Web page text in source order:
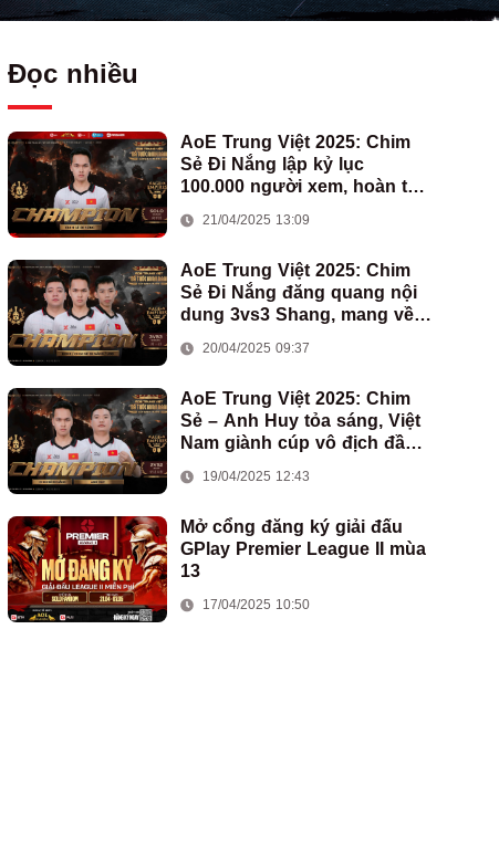
Đọc nhiều
AoE Trung Việt 2025: Chim
Sẻ Đi Nắng lập kỷ lục
100.000 người xem, hoàn tất
Việt Nam
21/04/2025 13:09
AoE Trung Việt 2025: Chim
Sẻ Đi Nắng đăng quang nội
dung 3vs3 Shang, mang về
đoàn AoE Việt Nam
20/04/2025 09:37
AoE Trung Việt 2025: Chim
Sẻ – Anh Huy tỏa sáng, Việt
Nam giành cúp vô địch đầu
19/04/2025 12:43
Mở cổng đăng ký giải đấu
GPlay Premier League II mùa
13
17/04/2025 10:50